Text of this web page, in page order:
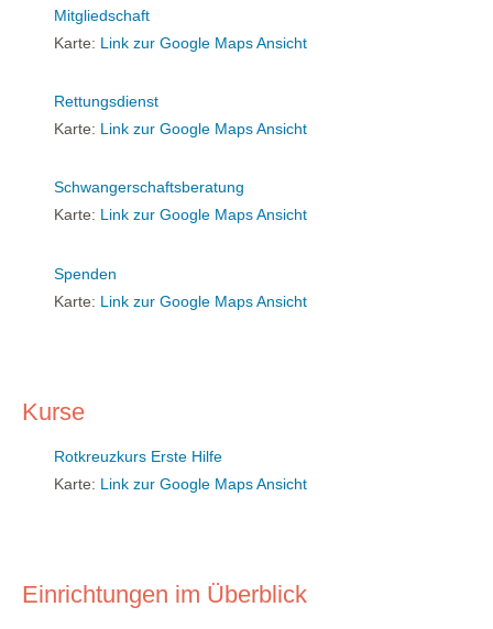
Mitgliedschaft
Karte: Link zur Google Maps Ansicht
Rettungsdienst
Karte: Link zur Google Maps Ansicht
Schwangerschaftsberatung
Karte: Link zur Google Maps Ansicht
Spenden
Karte: Link zur Google Maps Ansicht
Kurse
Rotkreuzkurs Erste Hilfe
Karte: Link zur Google Maps Ansicht
Einrichtungen im Überblick